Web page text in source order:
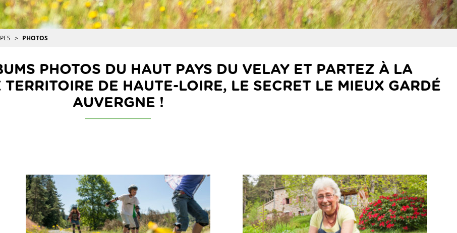
PHOTOS
PHOTOS DU HAUT PAYS DU VELAY ET PARTEZ À LA
DE HAUTE-LOIRE, LE SECRET LE MIEUX GARDÉ
AUVERGNE !